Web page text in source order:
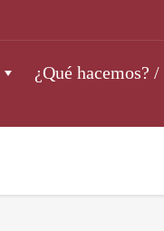
¿Qué hacemos?